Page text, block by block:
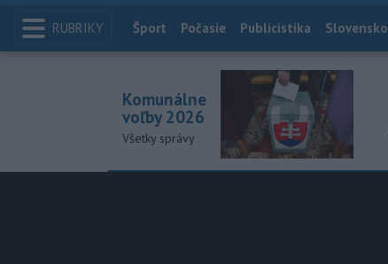
RUBRIKY Index
Šport Počasie Publicistika Slovensko
Komunálne
voľby 2026
Všetky správy